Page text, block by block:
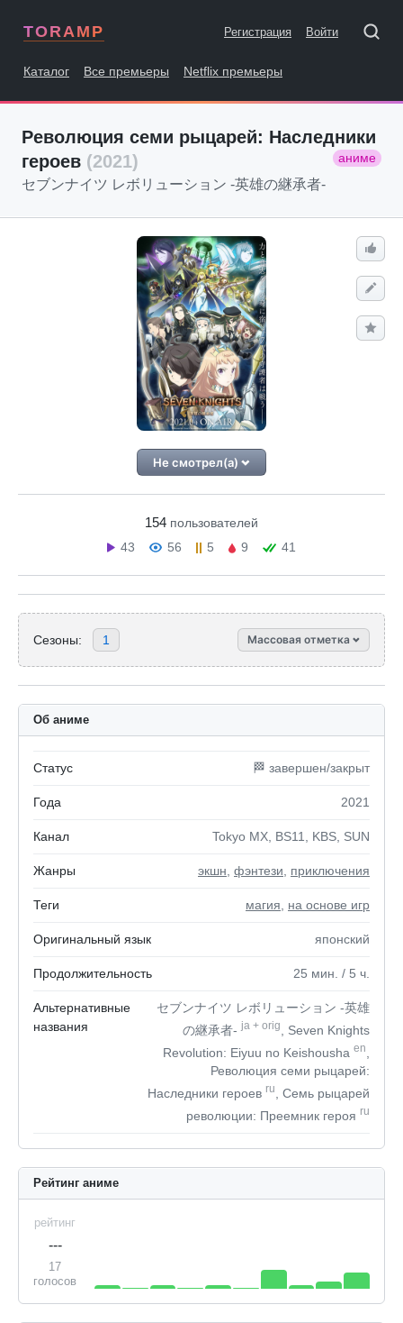
TORAMP Регистрация Войти
Каталог Все премьеры Netflix премьеры
Революция семи рыцарей: Наследники
героев (2021) аниме
セブンナイツ レボリューション -英雄の継承者-
Не смотрел(а)
154 пользователей
43
56 5 9 41
Сезоны: 1 Массовая отметка
Об аниме
Статус 🏁 завершен/закрыт
Года 2021
Канал Tokyo MX, BS11, KBS, SUN
Жанры экшн фэнтези приключения
Теги магия на основе игр
Оригинальный язык японский
Продолжительность 25 мин. / 5 ч.
Альтернативные
названия
セブンナイツ レボリューション -英雄
の継承者-ja + orig
, Seven Knights
Revolution: Eiyuu no Keishousha en
Революция семи рыцарей:
Наследники героев ru
, Семь рыцарей
революции: Преемник героя ru
Рейтинг аниме
рейтинг
---
17
голосов